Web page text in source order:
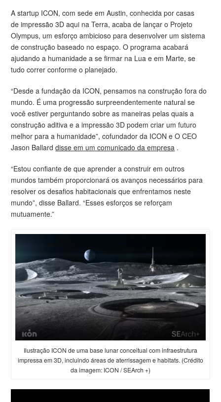
A startup ICON, com sede em Austin, conhecida por casas
de impressão 3D aqui na Terra, acaba de lançar o Projeto
Olympus, um esforço ambicioso para desenvolver um sistema
de construção baseado no espaço. O programa acabará
ajudando a humanidade a se firmar na Lua e em Marte, se
tudo correr conforme o planejado.
“Desde a fundação da ICON, pensamos na construção fora do
mundo. É uma progressão surpreendentemente natural se
você estiver perguntando sobre as maneiras pelas quais a
construção aditiva e a impressão 3D podem criar um futuro
melhor para a humanidade”, cofundador da ICON e O CEO
Jason Ballarddisse em um comunicado da empresa .
“Estou confiante de que aprender a construir em outros
mundos também proporcionará os avanços necessários para
resolver os desafios habitacionais que enfrentamos neste
mundo”, disse Ballard. “Esses esforços se reforçam
mutuamente.”
Ilustração ICON de uma base lunar conceitual com infraestrutura
impressa em 3D, incluindo áreas de aterrissagem e habitats. (Crédito
da imagem: ICON / SEArch +)